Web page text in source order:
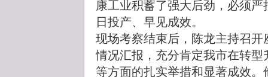
康工业积蓄了强大后劲，必须
日投产、早见成效。
现场考察结束后，陈龙主持召
情况汇报，充分肯定我市在转
等方面的扎实举措和显著成效